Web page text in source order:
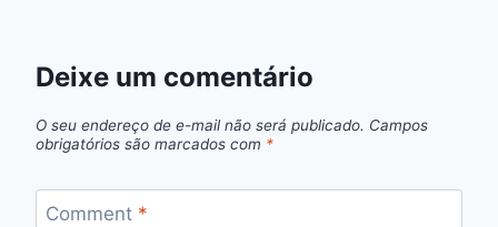
Deixe um comentário
O seu endereço de e-mail não será publicado. Campos
obrigatórios são marcados com *
Comment *